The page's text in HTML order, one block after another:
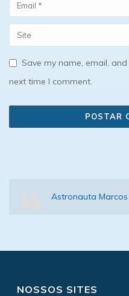
Save my name, email,
next time I comment.
Astronauta
NOSSOS SITES